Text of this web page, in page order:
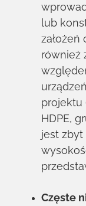
lub
założeń
również
projektu
HDPE,
jest zbyt
Częste